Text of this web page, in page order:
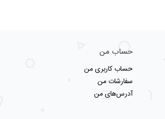
حساب من
حساب کاربری من
سفارشات من
آدرس‌های من